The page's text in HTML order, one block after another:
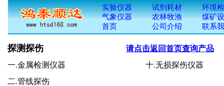
探测探伤
请点击返回首页查询产品
一.金属检测仪器 十.无损探伤仪器
二.管线探伤